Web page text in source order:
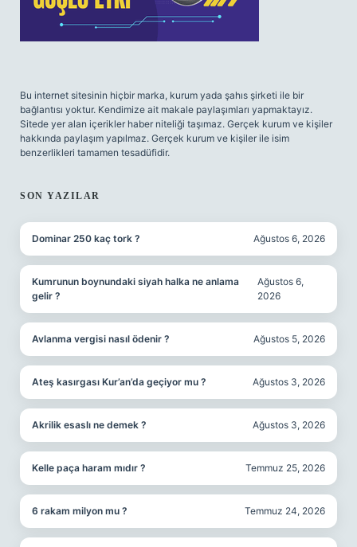
Bu internet sitesinin hiçbir marka, kurum yada şahıs şirketi ile bir
bağlantısı yoktur. Kendimize ait makale paylaşımları yapmaktayız.
Sitede yer alan içerikler haber niteliği taşımaz. Gerçek kurum ve kişiler
hakkında paylaşım yapılmaz. Gerçek kurum ve kişiler ile isim
benzerlikleri tamamen tesadüfidir.
SON YAZILAR
Dominar 250 kaç tork ? Ağustos 6, 2026
Kumrunun boynundaki siyah halka ne anlama
gelir ?
Ağustos 6,
2026
Avlanma vergisi nasıl ödenir ? Ağustos 5, 2026
Ateş kasırgası Kur’an’da geçiyor mu ? Ağustos 3, 2026
Akrilik esaslı ne demek ? Ağustos 3, 2026
Kelle paça haram mıdır ? Temmuz 25, 2026
6 rakam milyon mu ? Temmuz 24, 2026